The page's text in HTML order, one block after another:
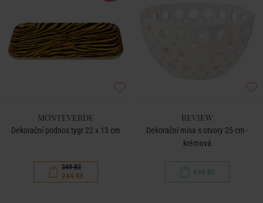
MONTEVERDE
Dekorační podnos tygr 22 x 13 cm
349 Kč
244 Kč
REVIEW
Dekorační mísa s otvory 25 cm -
krémová
699 Kč